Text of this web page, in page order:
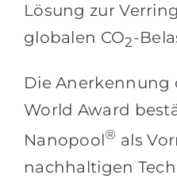
Lösung zur
globalen CO2-
Die Anerkennung
World Award
Nanopool® als
nachhaltigen